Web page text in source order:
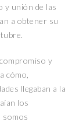
y unión de las
a obtener su
y
cómo,
llegaban a la
los
somos